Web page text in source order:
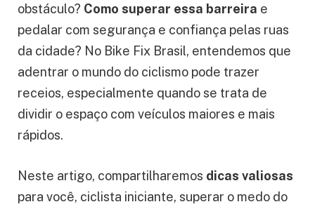
obstáculo? Como superar essa barreira e
pedalar com segurança e confiança pelas ruas
da cidade? No Bike Fix Brasil, entendemos que
adentrar o mundo do ciclismo pode trazer
receios, especialmente quando se trata de
dividir o espaço com veículos maiores e mais
rápidos.
Neste artigo, compartilharemos dicas valiosas
para você, ciclista iniciante, superar o medo do